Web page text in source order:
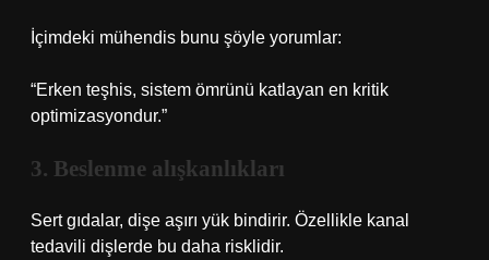
İçimdeki mühendis bunu şöyle yorumlar:
“Erken teşhis, sistem ömrünü katlayan en kritik
optimizasyondur.”
3. Beslenme alışkanlıkları
Sert gıdalar, dişe aşırı yük bindirir. Özellikle kanal
tedavili dişlerde bu daha risklidir.